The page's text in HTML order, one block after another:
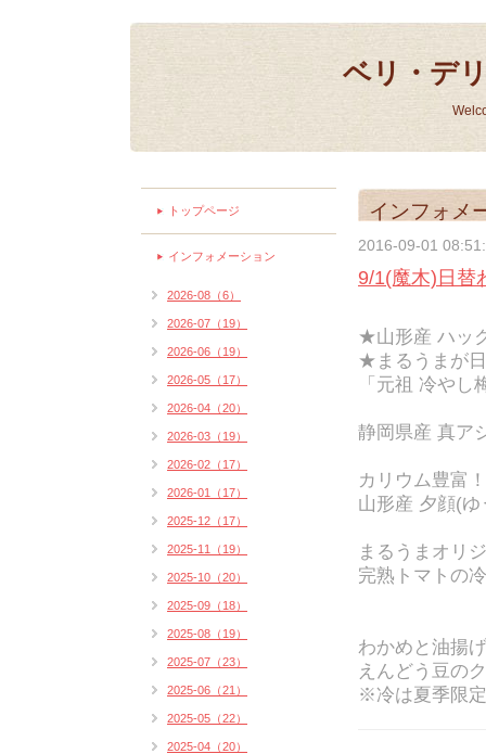
ベリ・デ
インフォメ
2016-09-01
9/1(魔木)日替
★山形産 ハッ
★まるうまが
「元祖 冷や
静岡県産 真ア
カリウム豊富
山形産 夕顔(
まるうまオリ
完熟トマトの
わかめと油揚
えんどう豆の
※冷は夏季限定
トップページ
インフォメーション
2026-08（6）
2026-07（19）
2026-06（19）
2026-05（17）
2026-04（20）
2026-03（19）
2026-02（17）
2026-01（17）
2025-12（17）
2025-11（19）
2025-10（20）
2025-09（18）
2025-08（19）
2025-07（23）
2025-06（21）
2025-05（22）
2025-04（20）